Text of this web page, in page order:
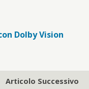
Dolby Vision
Articolo Successivo